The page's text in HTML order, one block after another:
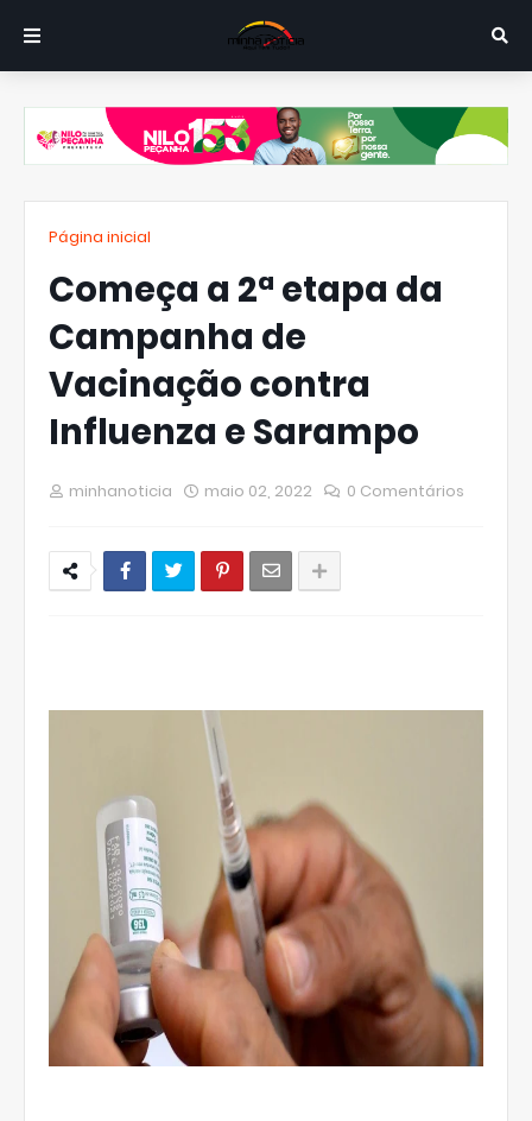
Página inicial
Começa a 2ª etapa da
Campanha de
Vacinação contra
Influenza e Sarampo
minhanoticia maio 02, 2022 0 Comentários